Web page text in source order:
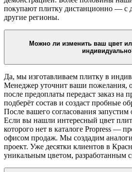
покупают плитку дистанционно — с
другие регионы.
Можно ли изменить ваш цвет
Да, мы изготавливаем плитку в
Менеджер уточнит ваши пожелания,
после предоплаты передаст заказ на
подберёт состав и создаст пробные
После вашего согласования запустим
Если вы нашли интересный цвет
которого нет в каталоге Propress —
офисом продаж. Мы создадим
проект. Уже десятки клиентов в
уникальным цветом, разработанным